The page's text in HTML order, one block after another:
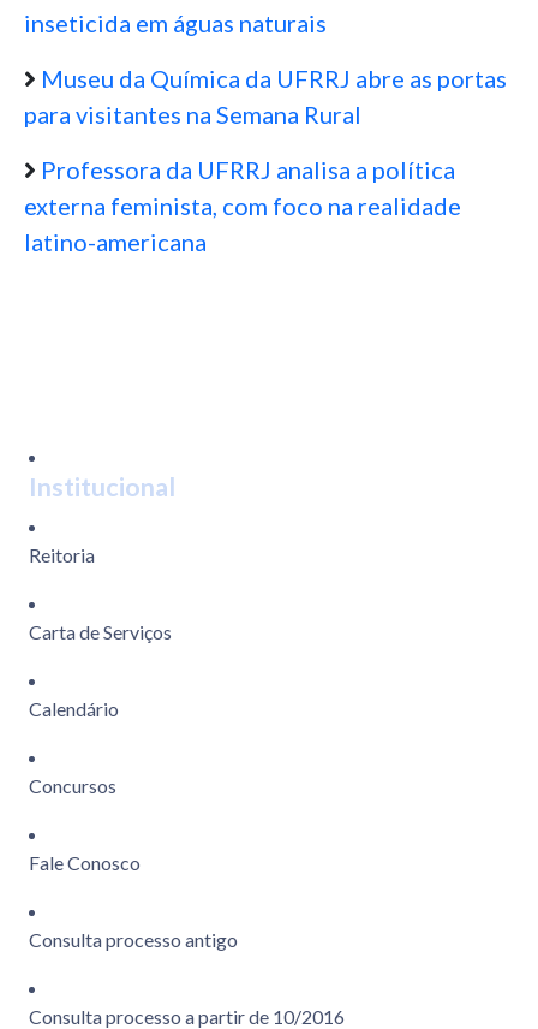
inseticida em águas naturais
Museu da Química da UFRRJ abre as portas
para visitantes na Semana Rural
Professora da UFRRJ analisa a política
externa feminista, com foco na realidade
latino-americana
Institucional
Reitoria
Carta de Serviços
Calendário
Concursos
Fale Conosco
Consulta processo antigo
Consulta processo a partir de 10/2016